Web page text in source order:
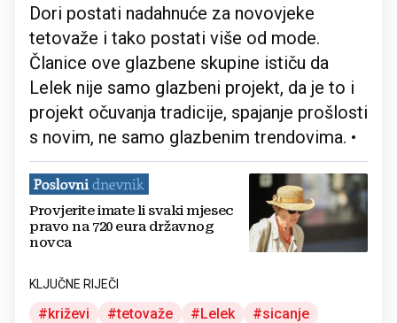
Dori postati nadahnuće za novovjeke
tetovaže i tako postati više od mode.
Članice ove glazbene skupine ističu da
Lelek nije samo glazbeni projekt, da je to i
projekt očuvanja tradicije, spajanje prošlosti
s novim, ne samo glazbenim trendovima. •
Provjerite imate li svaki mjesec
pravo na 720 eura državnog
novca
KLJUČNE RIJEČI
križevi tetovaže Lelek sicanje